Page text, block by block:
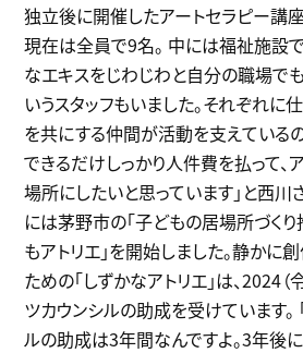
独立後に開催したアートセラピー講
現在は全員で9名。 中には福祉施設
なエキスをじわじわと自分の職場で
いうスタッフもいました。それぞれに
を共にする仲間が活動を支えているの
できるだけしっかり人件費を払って、
場所にしたいと思っています」と西川
には茅野市の「子どもの居場所づくり
もアトリエ」を開始しました。静かに
ための「しずかなアトリエ」は、2024
ツカウンシルの助成を受けています。
ルの助成は3年間なんですよ。3年後